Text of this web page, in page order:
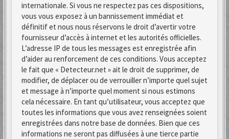
internationale. Si vous ne respectez pas ces dispositions,
vous vous exposez à un bannissement immédiat et
définitif et nous nous réservons le droit d’avertir votre
fournisseur d’accès à internet et les autorités officielles.
L’adresse IP de tous les messages est enregistrée afin
d’aider au renforcement de ces conditions. Vous acceptez
le fait que « Detecteur.net » ait le droit de supprimer, de
modifier, de déplacer ou de verrouiller n’importe quel sujet
et message à n’importe quel moment si nous estimons
cela nécessaire. En tant qu’utilisateur, vous acceptez que
toutes les informations que vous avez renseignées soient
enregistrées dans notre base de données. Bien que ces
informations ne seront pas diffusées à une tierce partie